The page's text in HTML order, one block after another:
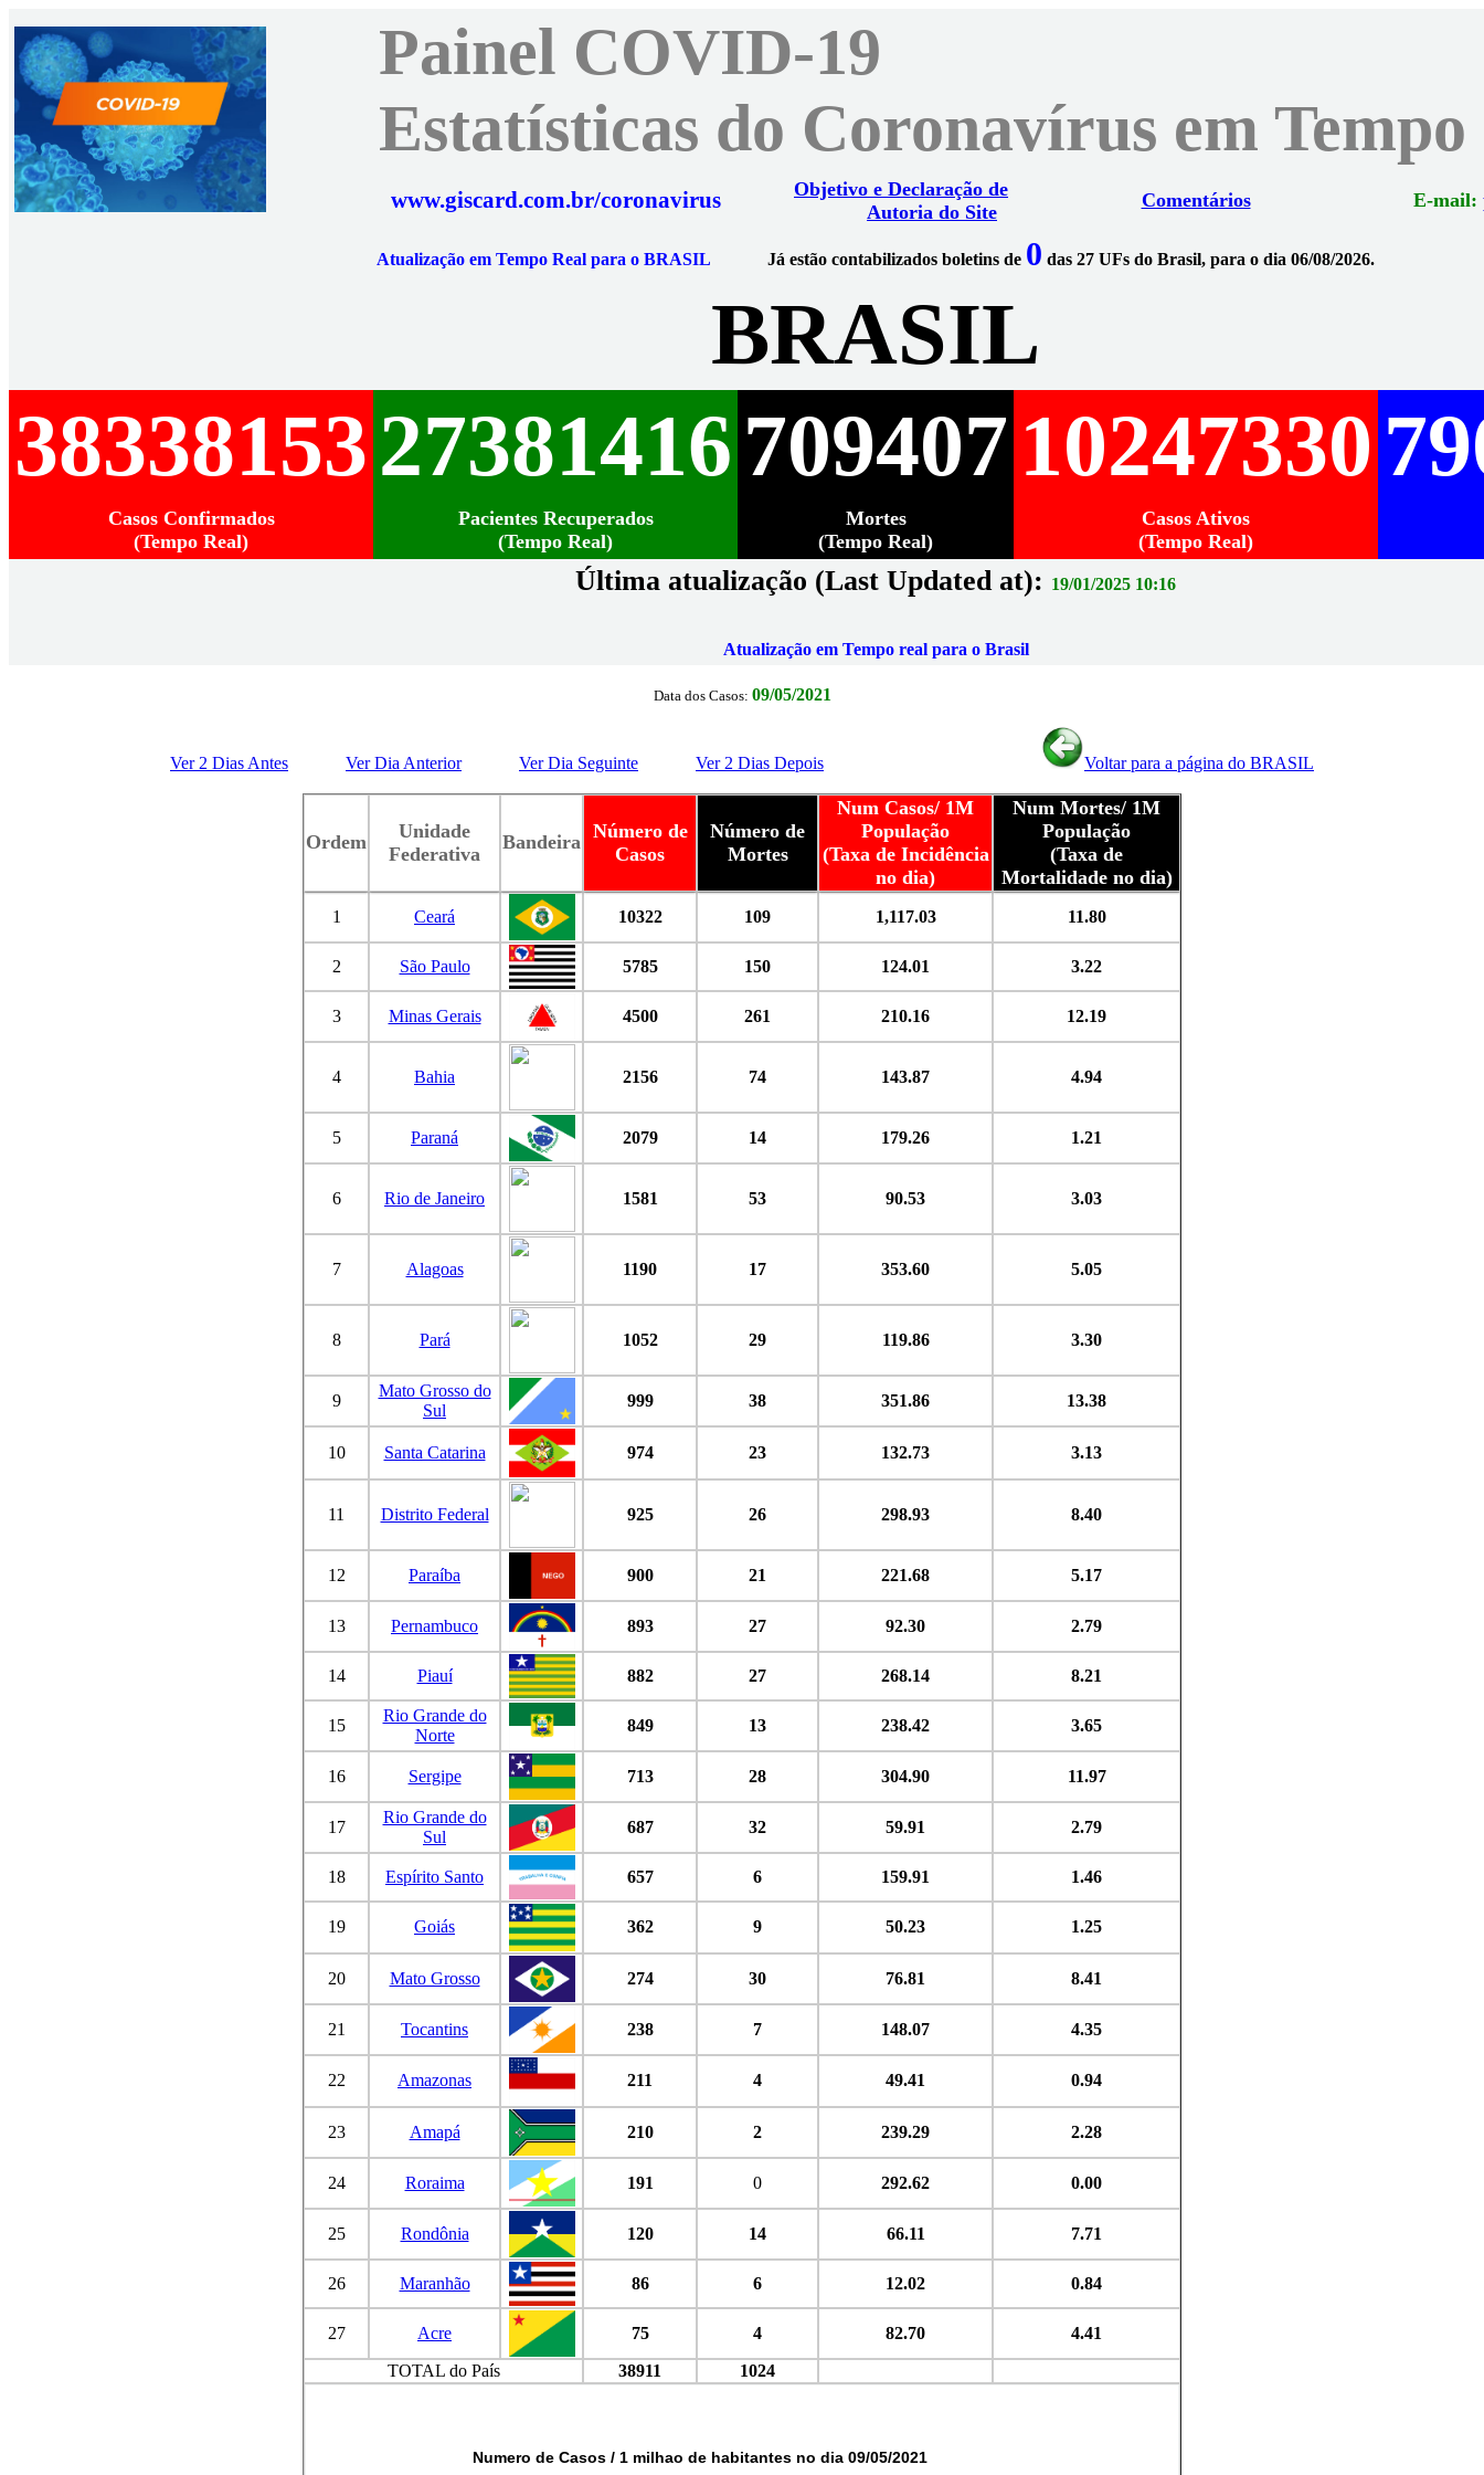
Painel COVID-19
Estatísticas do Coronavírus em Tempo
www.giscard.com.br/coronavirus
Objetivo e Declaração de
Autoria do Site
Comentários E-mail:
Atualização em Tempo Real para o BRASIL Já estão contabilizados boletins de 0 das 27 UFs do Brasil, para o dia 06/08/2026.
BRASIL
3833815327381416709407 10247330
Casos Confirmados
(Tempo Real)
Pacientes Recuperados
(Tempo Real)
Mortes
(Tempo Real)
Casos Ativos
(Tempo Real)
Última atualização (Last Updated at): 19/01/2025 10:16
Atualização em Tempo real para o Brasil
Data dos Casos: 09/05/2021
Ver 2 Dias Antes Ver Dia Anterior Ver Dia Seguinte Ver 2 Dias Depois Voltar para a página do BRASIL
Ordem
Unidade
Federativa
Bandeira Número de
Casos
Número de
Mortes
Num Casos/ 1M
População
(Taxa de Incidência
no dia)
Num Mortes/ 1M
População
(Taxa de
Mortalidade no dia)
1 Ceará 10322 109 1,117.03 11.80
2 São Paulo 5785 150 124.01 3.22
3 Minas Gerais 4500 261 210.16 12.19
4 Bahia 2156 74 143.87 4.94
5 Paraná 2079 14 179.26 1.21
6 Rio de Janeiro 1581 53 90.53 3.03
7 Alagoas 1190 17 353.60 5.05
8 Pará 1052 29 119.86 3.30
9
Mato Grosso do
Sul
999 38 351.86 13.38
10 Santa Catarina 974 23 132.73 3.13
11 Distrito Federal 925 26 298.93 8.40
12 Paraíba 900 21 221.68 5.17
13 Pernambuco 893 27 92.30 2.79
14 Piauí 882 27 268.14 8.21
15
Rio Grande do
Norte
849 13 238.42 3.65
16 Sergipe 713 28 304.90 11.97
17
Rio Grande do
Sul
687 32 59.91 2.79
18 Espírito Santo 657 6 159.91 1.46
19 Goiás 362 9 50.23 1.25
20 Mato Grosso 274 30 76.81 8.41
21 Tocantins 238 7 148.07 4.35
22 Amazonas 211 4 49.41 0.94
23 Amapá 210 2 239.29 2.28
24 Roraima 191 0 292.62 0.00
25 Rondônia 120 14 66.11 7.71
26 Maranhão 86 6 12.02 0.84
27 Acre 75 4 82.70
4.41
TOTAL do País
38911 1024
Numero de Casos / 1 milhao de habitantes no dia 09/05/2021